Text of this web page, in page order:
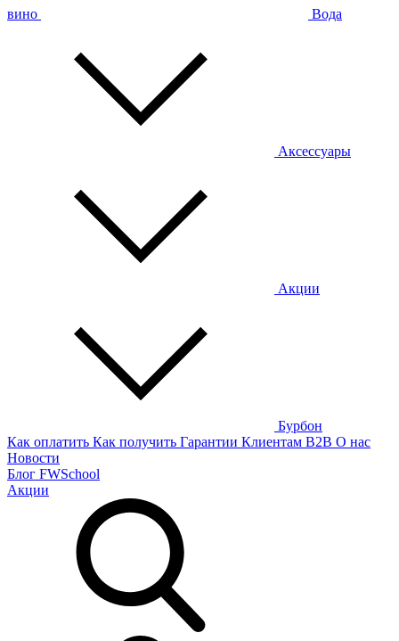
вино Вода
Аксессуары
Акции
Бурбон
Как оплатить Как получить Гарантии Клиентам B2B О нас
Новости
Блог FWSchool
Акции